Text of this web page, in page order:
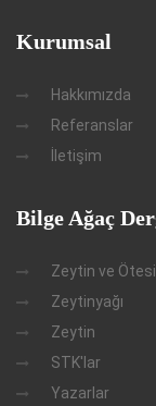
Kurumsal
Hakkımızda
Referanslar
İletişim
Bilge Ağaç
Zeytin ve Ötesi
Zeytinyağı
Zeytin
STK'lar
Yazarlar